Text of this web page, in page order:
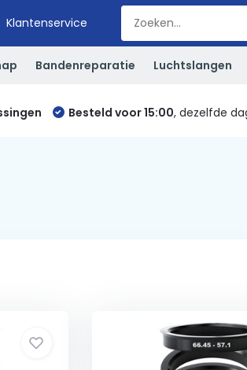
Klantenservice
Bandenreparatie Luchtslangen
Besteld voor 15:00, dezelfde